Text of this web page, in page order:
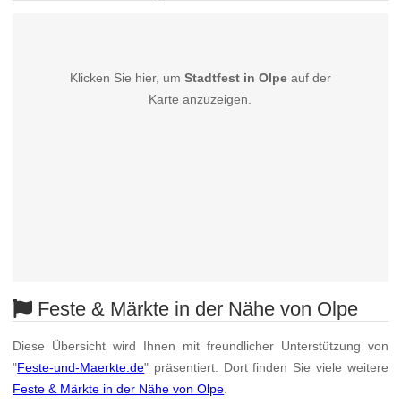
Klicken Sie hier, um Stadtfest in Olpeauf der
Karte anzuzeigen.
Feste & Märkte in der Nähe von Olpe
Diese Übersicht wird Ihnen mit freundlicher Unterstützung von
"Feste-und-Maerkte.de" präsentiert. Dort finden Sie viele weitere
Feste & Märkte in der Nähe von Olpe